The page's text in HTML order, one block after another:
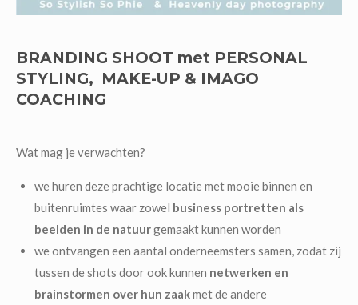
BRANDING SHOOT met PERSONAL
STYLING, MAKE-UP & IMAGO
COACHING
Wat mag je verwachten?
we huren deze prachtige locatie met mooie binnen en
buitenruimtes waar zowel business portretten als
beelden in de natuurgemaakt kunnen worden
we ontvangen een aantal onderneemsters samen, zodat zij
tussen de shots door ook kunnen netwerken en
brainstormen over hun zaakmet de andere